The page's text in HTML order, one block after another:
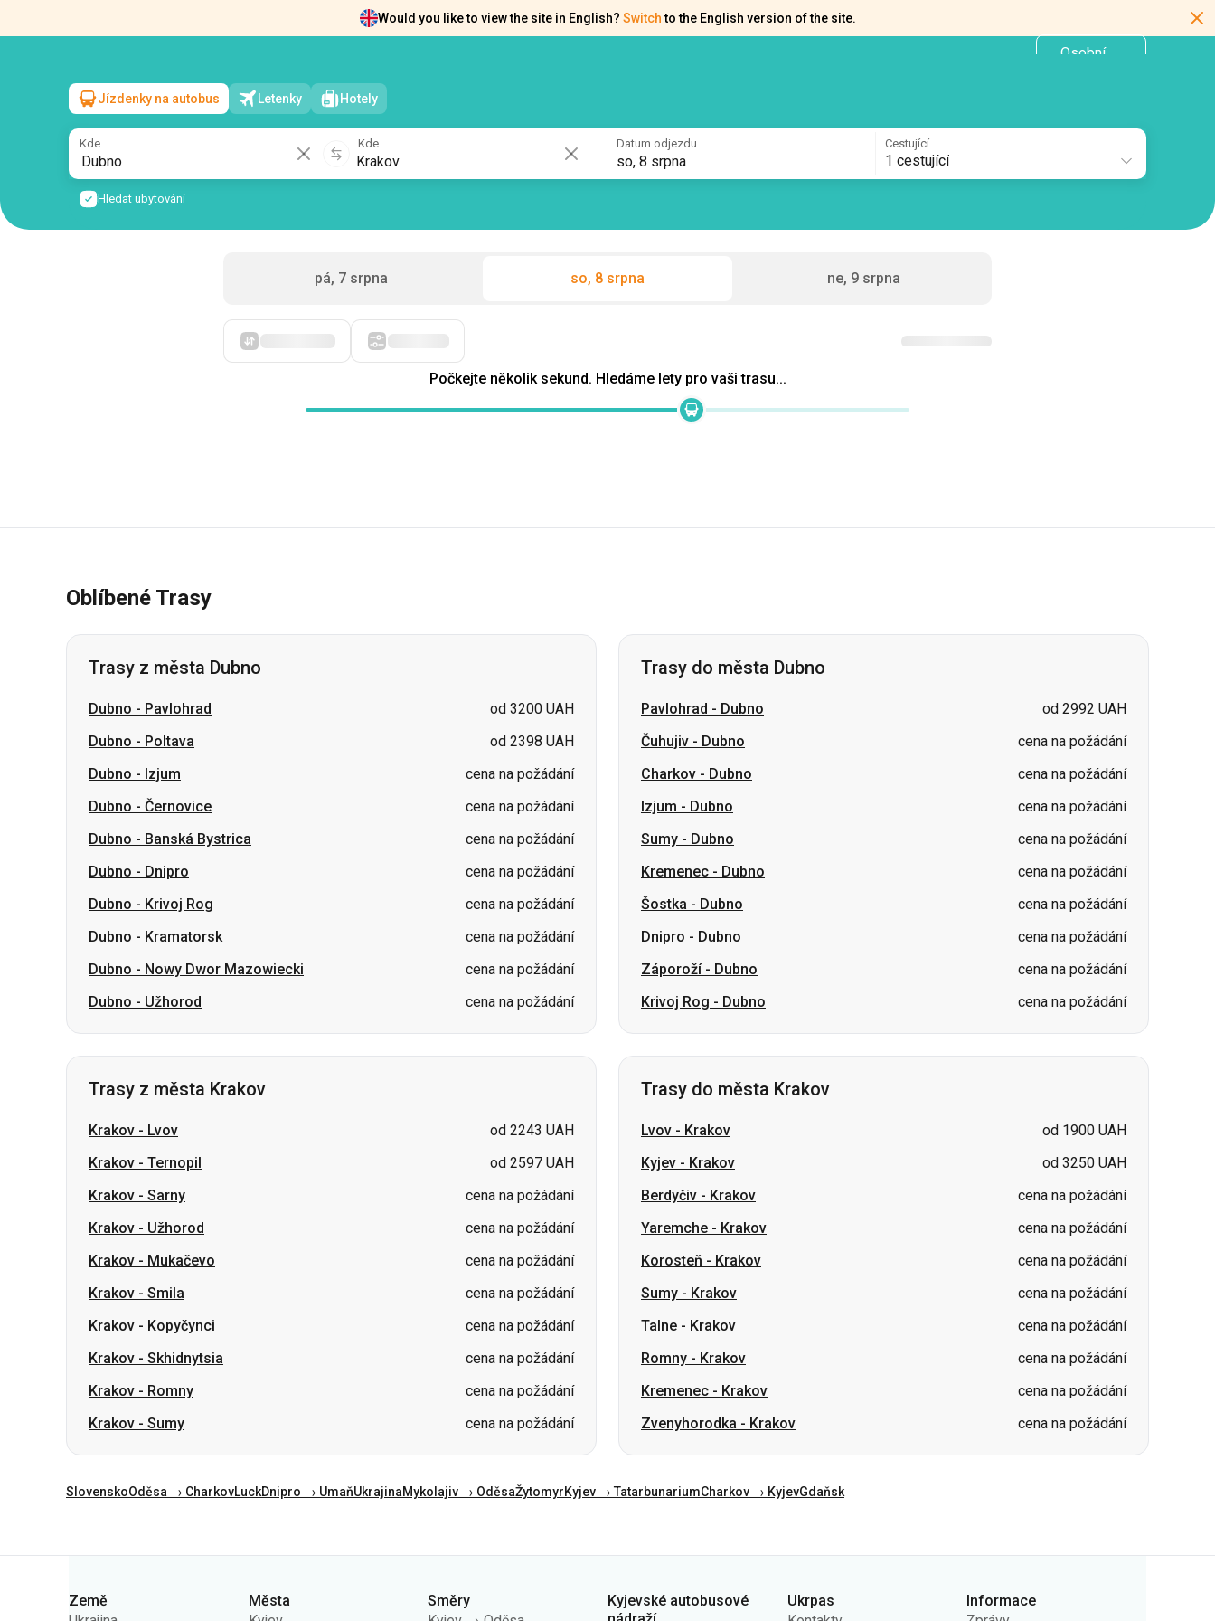
Would you like to view the site in English? Switch to the English version of the site.
Osobní
Dubno→Krakov
so, 8 srpna/1 cestující
Jízdenky na autobus Letenky Hotely
Kde Kde Datum odjezdu
so, 8 srpna
Cestující
1 cestující
Hledat ubytování
pá, 7 srpna so, 8 srpna ne, 9 srpna
Pavlohrad
Dubno -Izjum
Dubno-Černovice
cena na požádání
Dubno-Banská Bystrica
cena na požádání
Dubno-Dnipro
cena na požádání
Dubno-Krivoj Rog
cena na požádání
Dubno-Kramatorsk
cena na požádání
Dubno-Nowy Dwor Mazowiecki
cena na požádání
Dubno-Užhorod cena na požádání
Charkov-Dubno
Izjum-Dubno
cena na požádání
Sumy-Dubno
cena na požádání
Kremenec-Dubno
cena na požádání
Šostka-Dubno
cena na požádání
Dnipro-Dubno
cena na požádání
Záporoží-Dubno
cena na požádání
Krivoj Rog-Dubno cena na požádání
Trasy z města Krakov
Krakov-Lvov
od 2243 UAH
Krakov -Sarny
Krakov-Užhorod
cena na požádání
Krakov-Mukačevo
cena na požádání
Krakov-Smila
cena na požádání
Krakov-Kopyčynci
cena na požádání
Krakov-Skhidnytsia
cena na požádání
Krakov-Romny
cena na požádání
Krakov-Sumy cena na požádání
Trasy do města Krakov
Lvov-Krakov
od 1900 UAH
Berdyčiv-Krakov
Yaremche-Krakov
cena na požádání
Korosteň-Krakov
cena na požádání
Sumy-Krakov
cena na požádání
Talne-Krakov
cena na požádání
Romny-Krakov
cena na požádání
Kremenec-Krakov
cena na požádání
Zvenyhorodka
cena na požádání
SlovenskoOděsa → Charkov Mykolajiv → Oděsa ŽytomyrKyjev → TatarbunariumCharkov → Kyjev
Kategorie
Německo
Česko
Dněpr
Lvov
Varšava → Dněpr
Dněpr → Oděsa
AN Pivdenna
Zásady ochrany osobních
údajů
Vrácení vstupenek
Mapa stránek